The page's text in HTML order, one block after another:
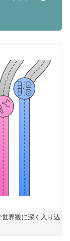
界観に深く入り込